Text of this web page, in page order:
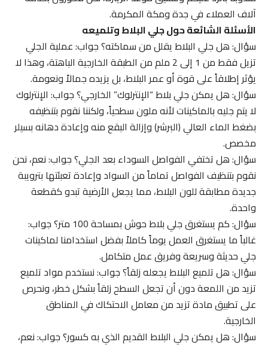
آلاف العملاء في جدة ومكة المكرمة.
الأسئلة الشائعة حول جلي البلاط وتلميعه
سؤال: هل جلي البلاط يقلل من سماكته؟ جواب: عملية الجلي
تزيل فقط من 1 إلى 2 ملم من الطبقة الخارجية الباهتة، وهذا لا
يؤثر إطلاقاً على قوة أو عمر البلاط، بل يزيده جمالاً ونعومة.
سؤال: هل يمكن جلي بلاط “الإنترلوك” الخارجي؟ جواب: الإنترلوك
لا يتم جليه بالماكينات لأنه ملون سطحياً، ولكننا نقوم بتنظيفه
بضغط الماء العالي (البرشر) وإزالة البقع منه وإعادة دهانه بسيلر
مخصص.
سؤال: هل تختفي الفواصل السوداء بعد الجلي؟ جواب: نعم، نحن
نقوم بتنظيف الفواصل تماماً من السواد وإعادة تعبئتها بترويبة
جديدة مطابقة للون البلاط، مما يجعل الأرضية تبدو كقطعة
واحدة.
سؤال: كم يستغرق جلي بلاط حوش بمساحة 100 متر؟ جواب:
غالباً ما يستغرق العمل يوماً كاملاً بفضل استخدامنا لماكينات
جلي حديثة وسريعة وفريق عمل متكامل.
سؤال: هل تلميع البلاط يجعله زلقاً؟ جواب: نستخدم مواد تلميع
تزيد من اللمعة دون أن تجعل السطح زلقاً بشكل خطر، ونحرص
على تطبيق مادة تزيد من معامل الاحتكاك في المناطق
الخارجية.
سؤال: هل يمكن جلي البلاط القديم الذي به كسور؟ جواب: نعم،